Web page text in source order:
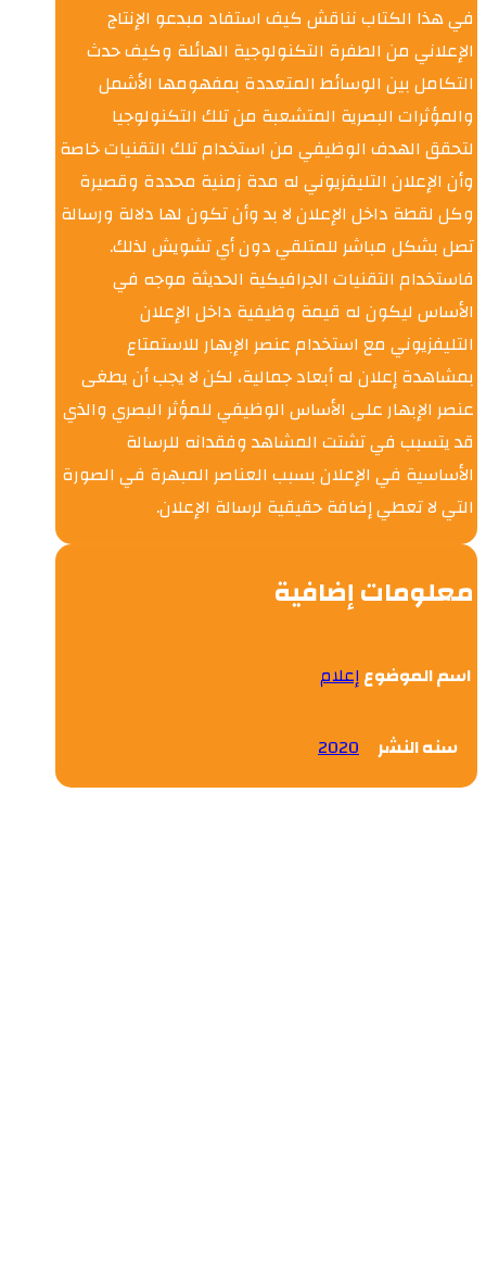
في هذا الكتاب نناقش كيف استفاد مبدعو الإنتاج
الإعلاني من الطفرة التكنولوجية الهائلة وكيف حدث
التكامل بين الوسائط المتعددة بمفهومها الأشمل
والمؤثرات البصرية المتشعبة من تلك التكنولوجيا
لتحقق الهدف الوظيفي من استخدام تلك التقنيات خاصة
وأن الإعلان التليفزيوني له مدة زمنية محددة وقصيرة
وكل لقطة داخل الإعلان لا بد وأن تكون لها دلالة ورسالة
تصل بشكل مباشر للمتلقي دون أي تشويش لذلك.
فاستخدام التقنيات الجرافيكية الحديثة موجه في
الأساس ليكون له قيمة وظيفية داخل الإعلان
التليفزيوني مع استخدام عنصر الإبهار للاستمتاع
بمشاهدة إعلان له أبعاد جمالية، لكن لا يجب أن يطغى
عنصر الإبهار على الأساس الوظيفي للمؤثر البصري والذي
قد يتسبب في تشتت المشاهد وفقدانه للرسالة
الأساسية في الإعلان بسبب العناصر المبهرة في الصورة
التي لا تعطي إضافة حقيقية لرسالة الإعلان.
معلومات إضافية
اسم الموضوعإعلام
سنه النشر 2020